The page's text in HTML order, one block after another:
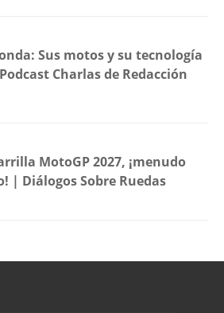
Sus motos y su tecnología
Charlas de Redacción
MotoGP 2027, ¡menudo
| Diálogos Sobre Ruedas